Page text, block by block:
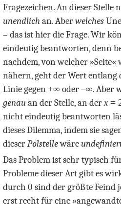
Fragezeichen. An dieser Stelle
unendlich an. Aberwelches
– das ist hier die Frage. Wir
eindeutig beantworten, denn
nachdem, von welcher »Seite«
nähern, geht der Wert
Linie gegen +∞ oder–∞. Aber
genauan der Stelle, an derx=
nicht eindeutig beantworten
dieses Dilemma, indem sie
dieserPolstellewäre
Das Problem ist sehr typisch
Probleme dieser Art gibt es
durch 0 sind der größte Feind
erst recht für eine